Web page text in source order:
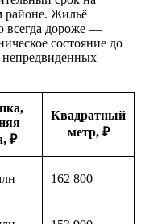
районе. Жильё
всегда дороже —
состояние до
непредвиденных
₽
Квадратный
метр, ₽
162 800